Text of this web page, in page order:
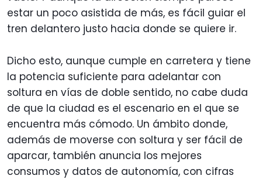
estar un poco asistida de más, es fácil guiar el
tren delantero justo hacia donde se quiere ir.
Dicho esto, aunque cumple en carretera y tiene
la potencia suficiente para adelantar con
soltura en vías de doble sentido, no cabe duda
de que la ciudad es el escenario en el que se
encuentra más cómodo. Un ámbito donde,
además de moverse con soltura y ser fácil de
aparcar, también anuncia los mejores
consumos y datos de autonomía, con cifras